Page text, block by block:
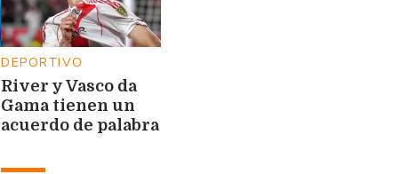
DEPORTIVO
River y Vasco da
Gama tienen un
acuerdo de palabra
Colidio